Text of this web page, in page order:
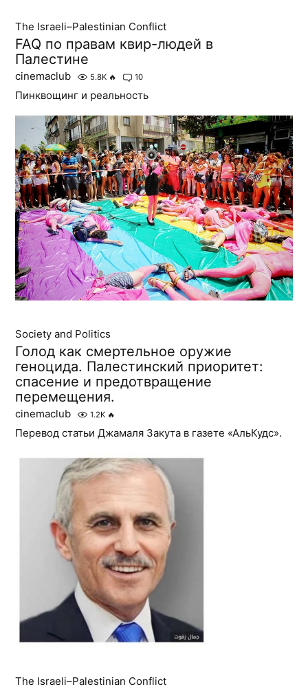
The Israeli–Palestinian Conflict
FAQ по правам квир-людей в
Палестине
cinemaclub 5.8K 🔥 10
Пинквощинг и реальность
Society and Politics
Голод как смертельное оружие
геноцида. Палестинский приоритет:
спасение и предотвращение
перемещения.
cinemaclub 1.2K 🔥
Перевод статьи Джамаля Закута в газете «АльКудс».
The Israeli–Palestinian Conflict